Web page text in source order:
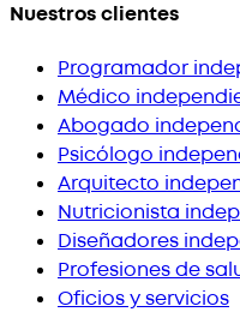
Nuestros clientes
Programador
Médico
Abogado
Psicólogo
Arquitecto
Nutricionista
Diseñadores
Profesiones de
Oficios y servicios